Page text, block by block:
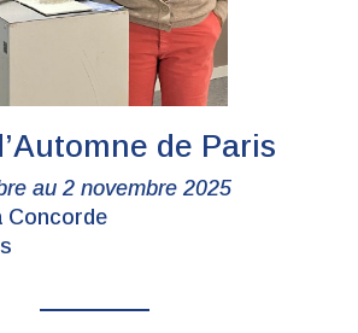
de Paris
au 2 novembre 2025
Concorde